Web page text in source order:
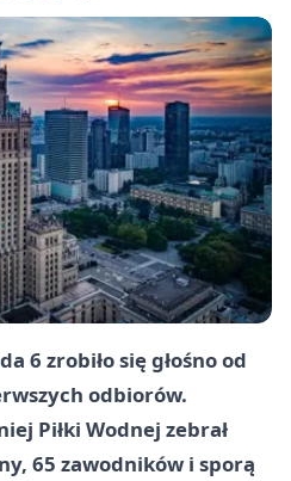
6 zrobiło się głośno od
odbiorów.
Piłki Wodnej zebrał
65 zawodników i sporą